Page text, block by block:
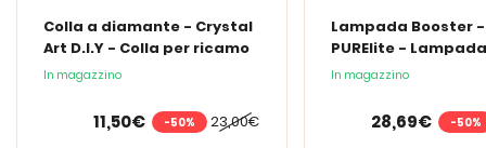
Colla a diamante - Crystal
Art D.I.Y - Colla per ricamo
a diamante - 150 ml
In magazzino
23,00€
11,50€ -50%
Lampada Booster -
PURElite -
collo ricaricabile
In magazzino
28,69€ -50%